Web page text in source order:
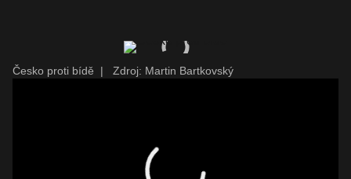
Česko proti bídě | Zdroj: Martin Bartkovský